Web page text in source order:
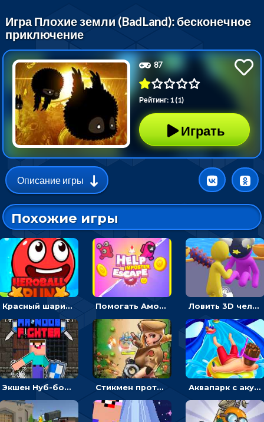
Игра Плохие земли (BadLand): бесконечное
приключение
87
Рейтинг: 1 (1)
Играть
Описание игры
Похожие игры
Красный шарик-герой в бегах: прыгать, чтобы избегать препятствий Помогать Амонг Ас бежать из комнаты через преграды - приключения Ловить 3D человечком своего цвета и собирать драгоценности - гиперказуалка
Экшен Нуб-боец: прыгать через препятствия или бить врагов мечом Стикмен против Зомби: стрелять в зомби и развивать воина Аквапарк с акулами: жми, чтобы лететь к финишу по волнам